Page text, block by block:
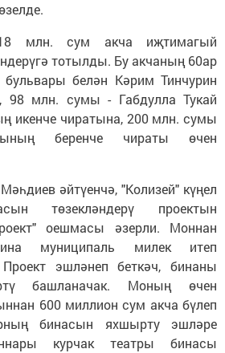
млн. сум акча иҗтимагый
тотылды. Бу акчаның 60ар
белән Кәрим Тинчурин
98 млн. сумы - Габдулла Тукай
икенче чиратына, 200 млн. сумы
беренче чираты өчен
әйтүенчә, "Колизей" күңел
төзекләндерү проектын
оешмасы әзерли. Моннан
муниципаль милек итеп
Проект эшләнеп беткәч, бинаны
башланачак. Моның өчен
600 миллион сум акча бүлеп
бинасын яхшырту эшләре
курчак театры бинасы